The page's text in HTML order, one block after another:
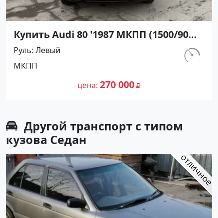
Купить Audi 80 '1987 МКПП (1500/90
л.с.) Бензин инжектор Анапа цвет
Бордовый Седан по цене 270000
рублей, объявление №25594 на сайте
Авторынок23
км.
Руль Левый
МКПП
цена 270 000
Другой транспорт с типом
кузова Седан